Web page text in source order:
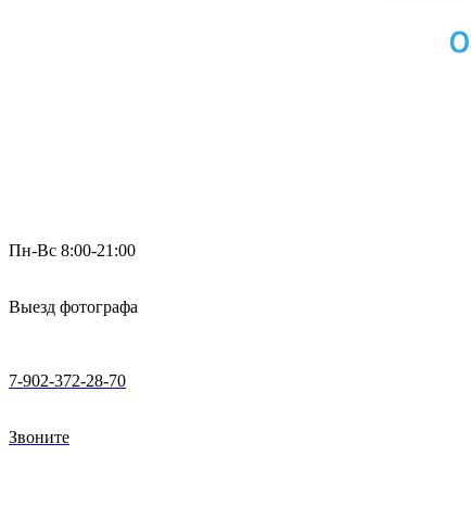
Пн-Вс 8:00-21:00
Выезд фотографа
7-902-372-28-70
Звоните